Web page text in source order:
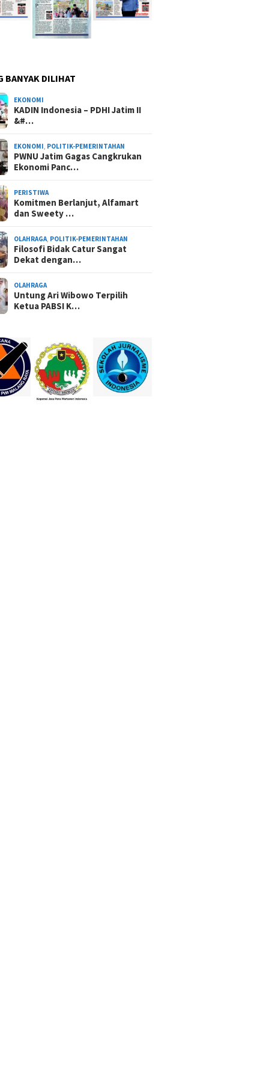
BANYAK DILIHAT
EKONOMI
KADIN Indonesia – PDHI Jatim II
&#…
EKONOMI, POLITIK-PEMERINTAHAN
PWNU Jatim Gagas Cangkrukan
Ekonomi Panc…
PERISTIWA
Komitmen Berlanjut, Alfamart
dan Sweety …
OLAHRAGA, POLITIK-PEMERINTAHAN
Filosofi Bidak Catur Sangat
Dekat dengan…
OLAHRAGA
Untung Ari Wibowo Terpilih
Ketua PABSI K…